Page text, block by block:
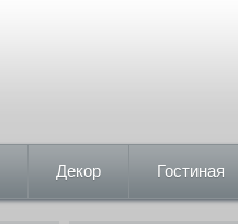
Декор Гостиная